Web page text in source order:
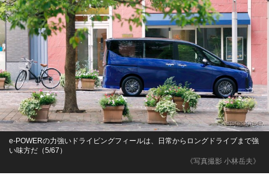
《写真撮影 小林岳夫》
e-POWERの力強いドライビングフィールは、日常からロングドライブまで強
い味方だ（5/67）